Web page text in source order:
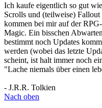
Ich kaufe eigentlich so gut
Scrolls und (teilweise)
kommen bei mir auf der
Magic. Ein bisschen
bestimmt noch Updates
werden (wobei das letzte
scheint, ist halt immer noch
"Lache niemals über einen
- J.R.R. Tolkien
Nach oben